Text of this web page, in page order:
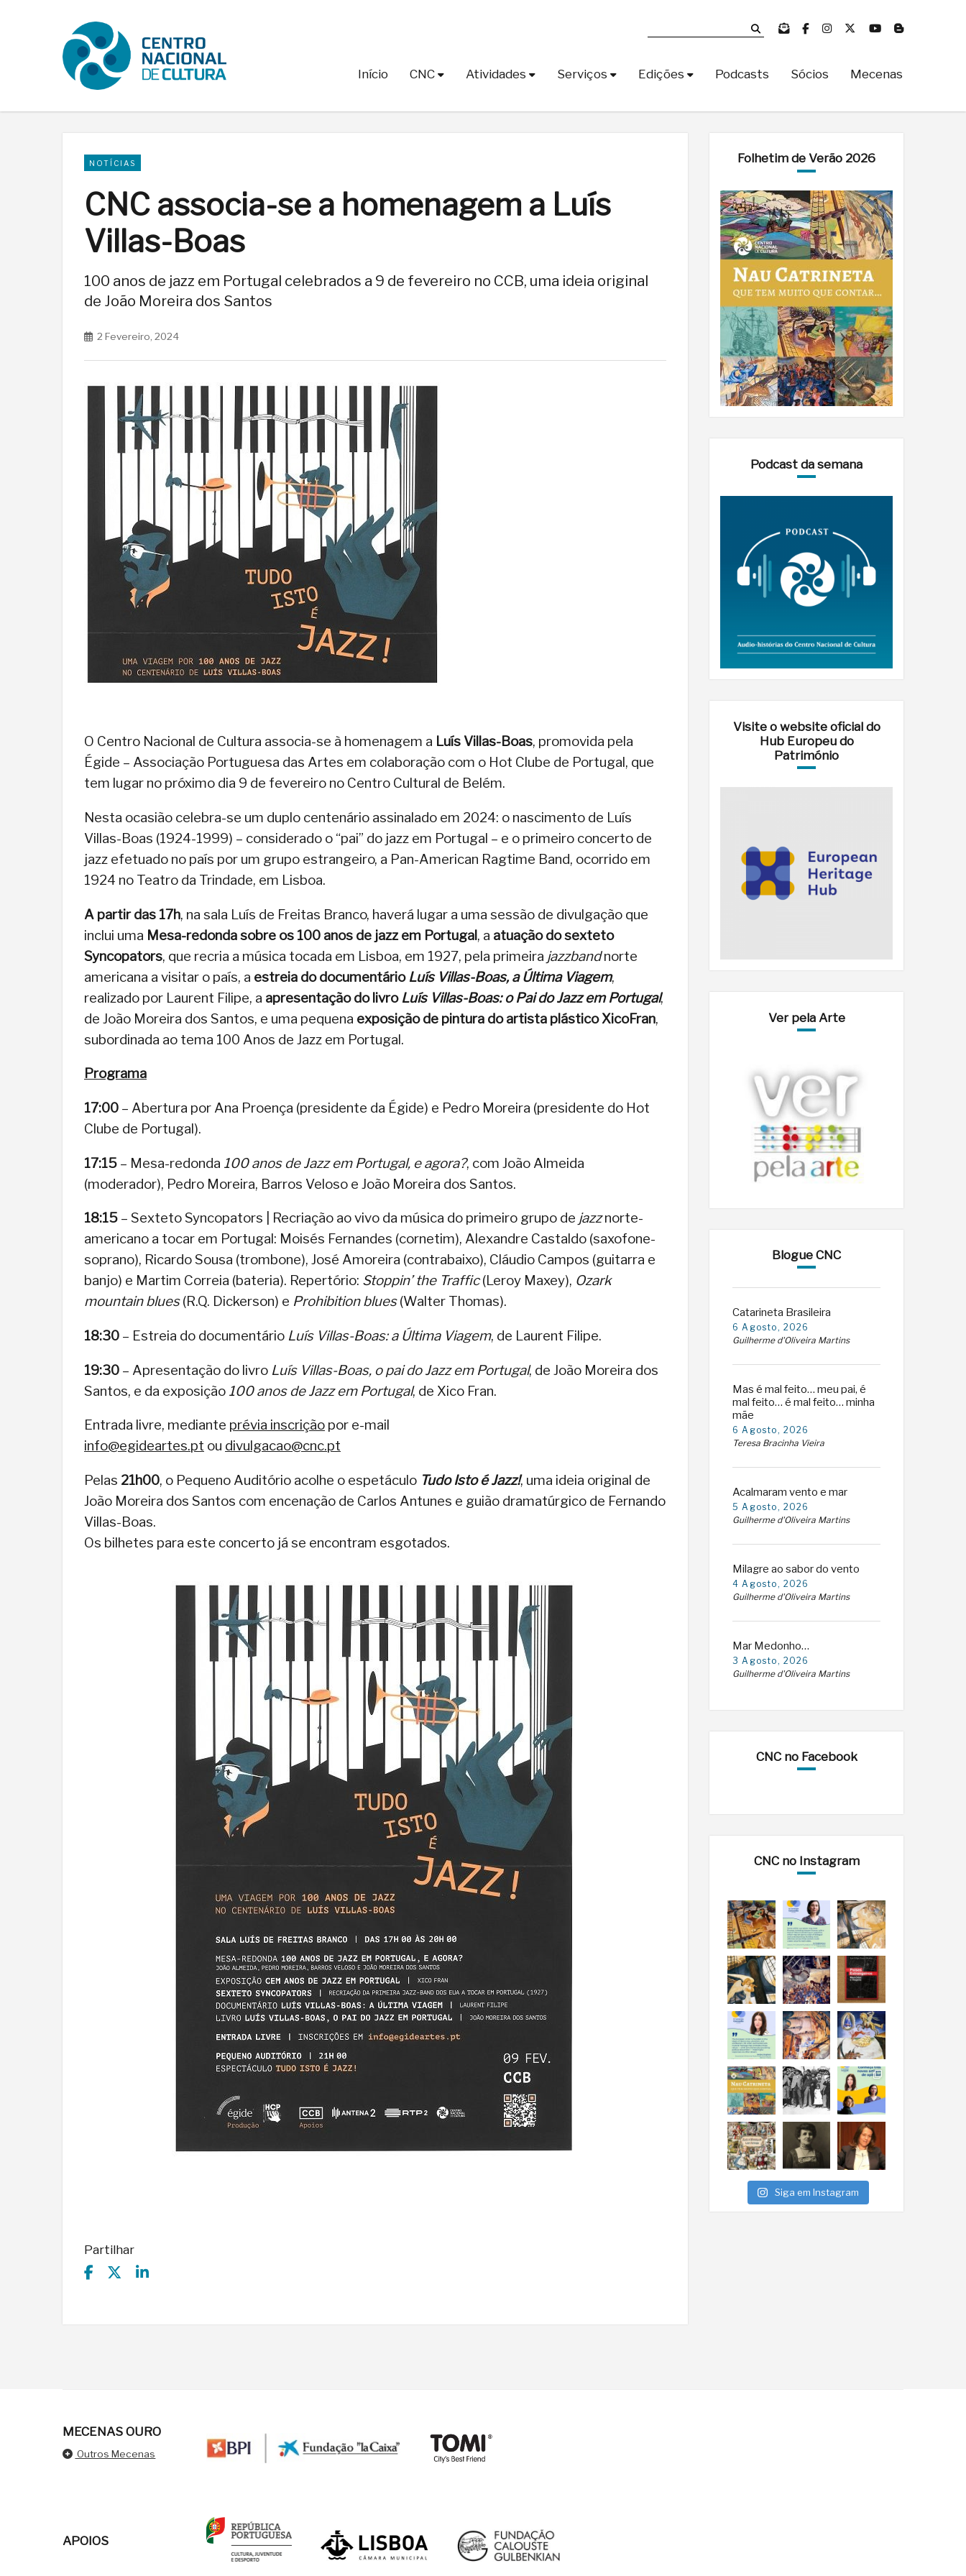
Início CNC Atividades Serviços Edições Podcasts Sócios Mecenas
NOTÍCIAS
CNC associa-se a homenagem a Luís
Villas-Boas
100 anos de jazz em Portugal celebrados a 9 de fevereiro no CCB, uma ideia original
de João Moreira dos Santos
2 Fevereiro, 2024
O Centro Nacional de Cultura associa-se à homenagem a Luís Villas-Boas, promovida pela
Égide – Associação Portuguesa das Artes em colaboração com o Hot Clube de Portugal, que
tem lugar no próximo dia 9 de fevereiro no Centro Cultural de Belém.
Nesta ocasião celebra-se um duplo centenário assinalado em 2024: o nascimento de Luís
Villas-Boas (1924-1999) – considerado o “pai” do jazz em Portugal – e o primeiro concerto de
jazz efetuado no país por um grupo estrangeiro, a Pan-American Ragtime Band, ocorrido em
1924 no Teatro da Trindade, em Lisboa.
A partir das 17h, na sala Luís de Freitas Branco, haverá lugar a uma sessão de divulgação que
inclui uma Mesa-redonda sobre os 100 anos de jazz em Portugal, a atuação do sexteto
Syncopators, que recria a música tocada em Lisboa, em 1927, pela primeira jazzbandnorte
americana a visitar o país, a estreia do documentário Luís Villas-Boas, a Última Viagem,
realizado por Laurent Filipe, a apresentação do livro Luís Villas-Boas: o Pai do Jazz em Portugal,
de João Moreira dos Santos, e uma pequena exposição de pintura do artista plástico XicoFran,
subordinada ao tema 100 Anos de Jazz em Portugal.
Programa
17:00 – Abertura por Ana Proença (presidente da Égide) e Pedro Moreira (presidente do Hot
Clube de Portugal).
17:15 – Mesa-redonda 100 anos de Jazz em Portugal, e agora?, com João Almeida
(moderador), Pedro Moreira, Barros Veloso e João Moreira dos Santos.
18:15 – Sexteto Syncopators | Recriação ao vivo da música do primeiro grupo de jazznorte-
americano a tocar em Portugal: Moisés Fernandes (cornetim), Alexandre Castaldo (saxofone-
soprano), Ricardo Sousa (trombone), José Amoreira (contrabaixo), Cláudio Campos (guitarra e
banjo) e Martim Correia (bateria). Repertório: Stoppin’ the Traffic(Leroy Maxey), Ozark
mountain blues(R.Q. Dickerson) e Prohibition blues(Walter Thomas).
18:30 – Estreia do documentário Luís Villas-Boas: a Última Viagem, de Laurent Filipe.
19:30 – Apresentação do livro Luís Villas-Boas, o pai do Jazz em Portugal, de João Moreira dos
Santos, e da exposição 100 anos de Jazz em Portugal, de Xico Fran.
Entrada livre, mediante prévia inscrição por e-mail
info@egideartes.pt ou divulgacao@cnc.pt
Pelas 21h00, o Pequeno Auditório acolhe o espetáculo Tudo Isto é Jazz!, uma ideia original de
João Moreira dos Santos com encenação de Carlos Antunes e guião dramatúrgico de Fernando
Villas-Boas.
Os bilhetes para este concerto já se encontram esgotados.
Partilhar
Folhetim de Verão 2026
Podcast da semana
Visite o website oficial do
Hub Europeu do
Património
Ver pela Arte
Blogue CNC
Catarineta Brasileira
6 Agosto, 2026
Guilherme d'Oliveira Martins
Mas é mal feito… meu pai, é
mal feito… é mal feito… minha
mãe
6 Agosto, 2026
Teresa Bracinha Vieira
Acalmaram vento e mar
5 Agosto, 2026
Guilherme d'Oliveira Martins
Milagre ao sabor do vento
4 Agosto, 2026
Guilherme d'Oliveira Martins
Mar Medonho…
3 Agosto, 2026
Guilherme d'Oliveira Martins
CNC no Facebook
CNC no Instagram
Siga em Instagram
MECENAS OURO
Outros Mecenas
APOIOS